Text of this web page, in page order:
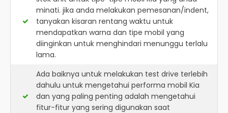
minati. jika anda melakukan pemesanan/indent,
tanyakan kisaran rentang waktu untuk
mendapatkan warna dan tipe mobil yang
diinginkan untuk menghindari menunggu terlalu
lama.
Ada baiknya untuk melakukan test drive terlebih
dahulu untuk mengetahui performa mobil Kia
dan yang paling penting adalah mengetahui
fitur-fitur yang sering digunakan saat